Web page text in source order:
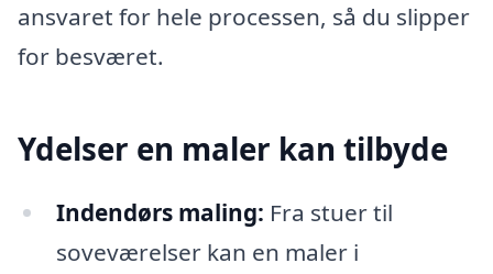
ansvaret for hele processen, så du slipper
for besværet.
Ydelser en maler kan tilbyde
Indendørs maling: Fra stuer til
soveværelser kan en maler i